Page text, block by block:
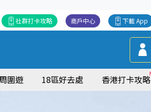
下載 App
商戶中心
社群打卡攻略
圍遊 18區好去處 香港打卡攻略